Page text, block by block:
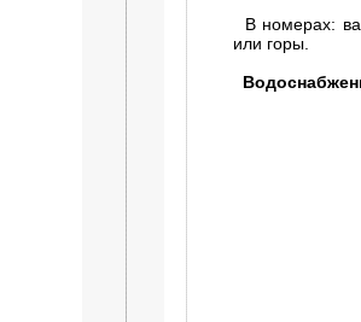
В номерах:
или горы.